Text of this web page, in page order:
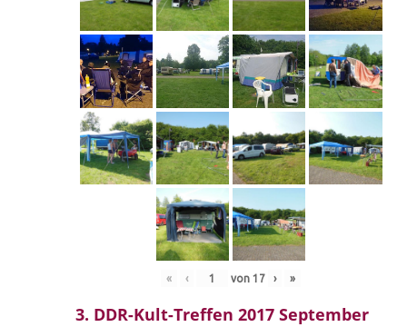
« ‹ von 17 › »
3. DDR-Kult-Treffen 2017 September